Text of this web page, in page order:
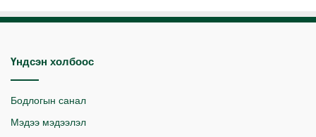
Үндсэн холбоос
Бодлогын санал
Мэдээ мэдээлэл